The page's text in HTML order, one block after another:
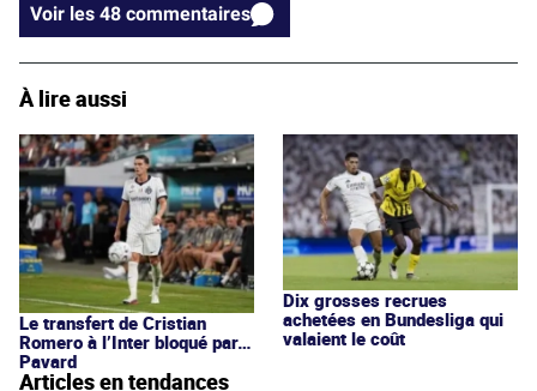
Voir les 48 commentaires
À lire aussi
Le transfert de Cristian
Romero à l’Inter bloqué par…
Pavard
Dix grosses recrues
achetées en Bundesliga qui
valaient le coût
Articles en tendances